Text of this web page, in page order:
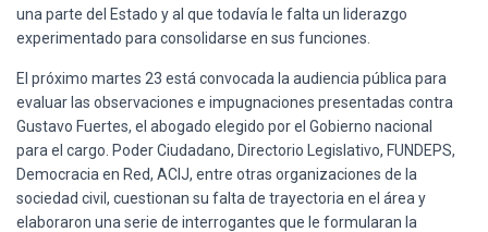
una parte del Estado y al que todavía le falta un liderazgo
experimentado para consolidarse en sus funciones.
El próximo martes 23 está convocada la audiencia pública para
evaluar las observaciones e impugnaciones presentadas contra
Gustavo Fuertes, el abogado elegido por el Gobierno nacional
para el cargo. Poder Ciudadano, Directorio Legislativo, FUNDEPS,
Democracia en Red, ACIJ, entre otras organizaciones de la
sociedad civil, cuestionan su falta de trayectoria en el área y
elaboraron una serie de interrogantes que le formularan la